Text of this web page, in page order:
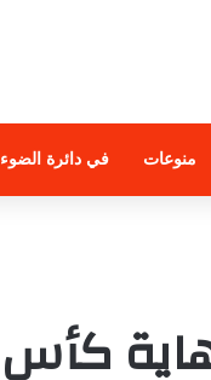
منوعات في دائرة الضوء
كأس